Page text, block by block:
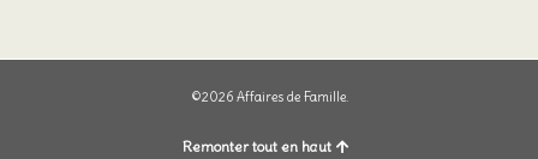
©2026 Affaires de Famille.
Remonter tout en haut